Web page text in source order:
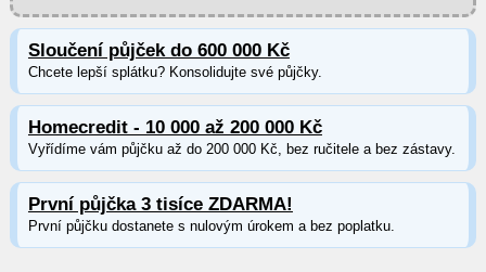
Sloučení půjček do 600 000 Kč
Chcete lepší splátku? Konsolidujte své půjčky.
Homecredit - 10 000 až 200 000 Kč
Vyřídíme vám půjčku až do 200 000 Kč, bez ručitele a bez zástavy.
První půjčka 3 tisíce ZDARMA!
První půjčku dostanete s nulovým úrokem a bez poplatku.